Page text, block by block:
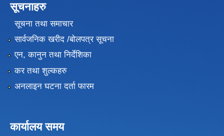
सूचनाहरु
सूचना तथा समाचार
सार्वजनिक खरीद /बोलपत्र सूचना
एन, कानुन तथा निर्देशिका
कर तथा शुल्कहरु
अनलाइन घटना दर्ता फारम
कार्यालय समय